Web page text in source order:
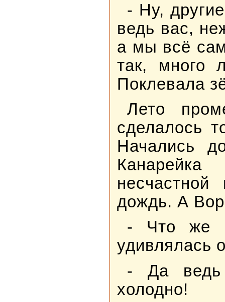
- Ну,
ведь вас,
а мы всё
так, много
Поклевала
Лето
сделалось
Начались
Канарейка
дождь. А
- Что же
удивлялась
- Да ведь
холодно!